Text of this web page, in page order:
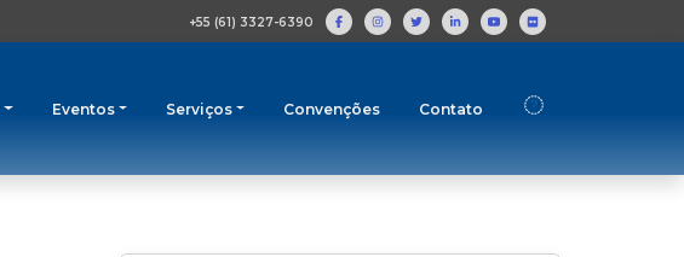
+55 (61) 3327-6390
Eventos Serviços Convenções Contato